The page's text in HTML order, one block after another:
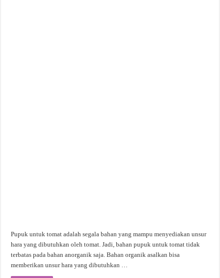
Pupuk untuk tomat adalah segala bahan yang mampu menyediakan unsur
hara yang dibutuhkan oleh tomat. Jadi, bahan pupuk untuk tomat tidak
terbatas pada bahan anorganik saja. Bahan organik asalkan bisa
memberikan unsur hara yang dibutuhkan …